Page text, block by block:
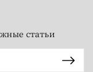
статьи